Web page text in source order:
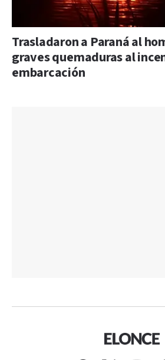
Trasladaron a Paraná al
graves quemaduras al
embarcación